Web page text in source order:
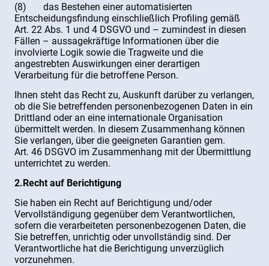
(8) das Bestehen einer automatisierten
Entscheidungsfindung einschließlich Profiling gemäß
Art. 22 Abs. 1 und 4 DSGVO und – zumindest in diesen
Fällen – aussagekräftige Informationen über die
involvierte Logik sowie die Tragweite und die
angestrebten Auswirkungen einer derartigen
Verarbeitung für die betroffene Person.
Ihnen steht das Recht zu, Auskunft darüber zu verlangen,
ob die Sie betreffenden personenbezogenen Daten in ein
Drittland oder an eine internationale Organisation
übermittelt werden. In diesem Zusammenhang können
Sie verlangen, über die geeigneten Garantien gem.
Art. 46 DSGVO im Zusammenhang mit der Übermittlung
unterrichtet zu werden.
2.Recht auf Berichtigung
Sie haben ein Recht auf Berichtigung und/oder
Vervollständigung gegenüber dem Verantwortlichen,
sofern die verarbeiteten personenbezogenen Daten, die
Sie betreffen, unrichtig oder unvollständig sind. Der
Verantwortliche hat die Berichtigung unverzüglich
vorzunehmen.